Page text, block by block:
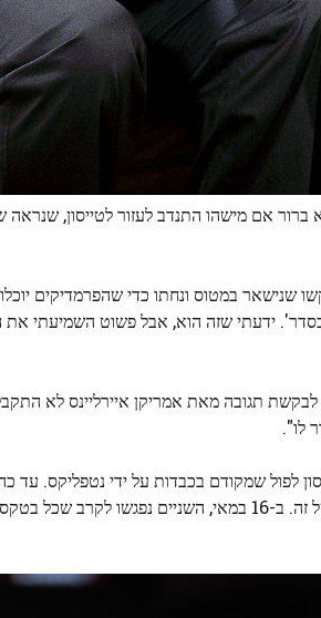
אם מישהו התנדב לעזור לטייסון, שנראה
שנישאר במטוס ונחתו כדי שהפרמדיקים
ידעתי שזה הוא, אבל פשוט השמיעתי את
לבקשת תגובה מאת אמריקן איירליינס לא
לו".
מחודשיים לפני משחק אגרוף מתוכנן ב-20 ביולי בין טייסון לפול שמקודם בכבדות
לשתי מסיבות עיתונאים עם הלוחמים, שבמהלכן הם ערערו כצפוי אחד על כושרו של זה. ב-16